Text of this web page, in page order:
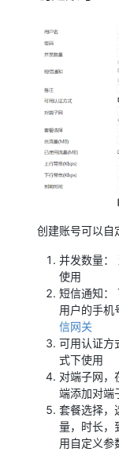
创建账号可以自
并发数量：
使用
短信通知：
用户的手机
信网关
可用认证方
式下使用
对端子网，
端添加对端
套餐选择，
量，时长，
用自定义参